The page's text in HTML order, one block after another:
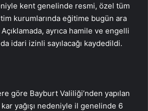
kent genelinde resmi, özel tüm
kurumlarında eğitime bugün ara
ayrıca hamile ve engelli
da idari izinli sayılacağı kaydedildi.
göre Bayburt Valiliği’nden yapılan
kar yağışı nedeniyle il genelinde 6